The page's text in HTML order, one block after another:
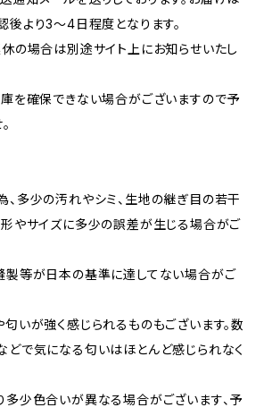
後より3〜4日程度となります。
の場合は別途サイト上にお知らせいたし
を確保できない場合がございますので予
多少の汚れやシミ、生地の継ぎ目の若干
形やサイズに多少の誤差が生じる場合がご
製等が日本の基準に達してない場合がご
いが強く感じられるものもございます。数
どで気になる匂いはほとんど感じられなく
少色合いが異なる場合がございます、予